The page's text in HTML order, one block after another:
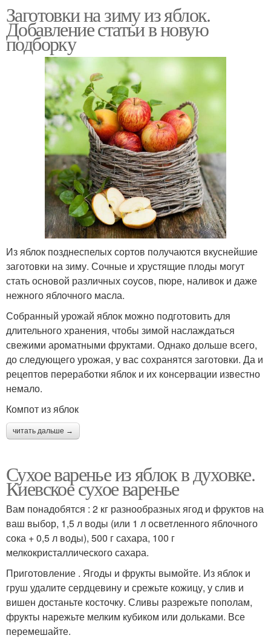
Заготовки на зиму из яблок.
Добавление статьи в новую
подборку
Из яблок позднеспелых сортов получаются вкуснейшие
заготовки на зиму. Сочные и хрустящие плоды могут
стать основой различных соусов, пюре, наливок и даже
нежного яблочного масла.
Собранный урожай яблок можно подготовить для
длительного хранения, чтобы зимой наслаждаться
свежими ароматными фруктами. Однако дольше всего,
до следующего урожая, у вас сохранятся заготовки. Да и
рецептов переработки яблок и их консервации известно
немало.
Компот из яблок
читать дальше →
Сухое варенье из яблок в духовке.
Киевское сухое варенье
Вам понадобятся : 2 кг разнообразных ягод и фруктов на
ваш выбор, 1,5 л воды (или 1 л осветленного яблочного
сока + 0,5 л воды), 500 г сахара, 100 г
мелкокристаллического сахара.
Приготовление . Ягоды и фрукты вымойте. Из яблок и
груш удалите сердцевину и срежьте кожицу, у слив и
вишен достаньте косточку. Сливы разрежьте пополам,
фрукты нарежьте мелким кубиком или дольками. Все
перемешайте.